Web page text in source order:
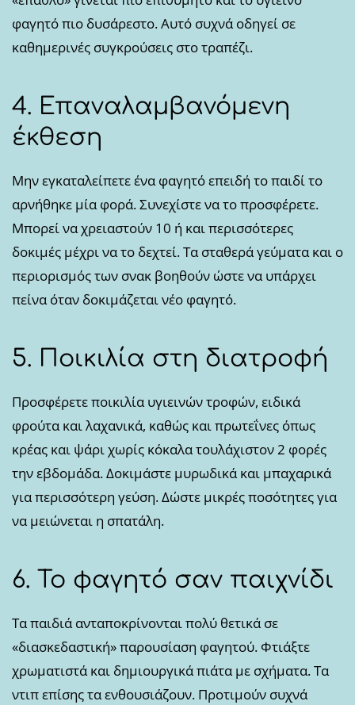
φαγητό πιο δυσάρεστο. Αυτό συχνά οδηγεί σε
καθημερινές συγκρούσεις στο τραπέζι.
4. Επαναλαμβανόμενη
έκθεση
Μην εγκαταλείπετε ένα φαγητό επειδή το παιδί το
αρνήθηκε μία φορά. Συνεχίστε να το προσφέρετε.
Μπορεί να χρειαστούν 10 ή και περισσότερες
δοκιμές μέχρι να το δεχτεί. Τα σταθερά γεύματα και ο
περιορισμός των σνακ βοηθούν ώστε να υπάρχει
πείνα όταν δοκιμάζεται νέο φαγητό.
5. Ποικιλία στη διατροφή
Προσφέρετε ποικιλία υγιεινών τροφών, ειδικά
φρούτα και λαχανικά, καθώς και πρωτεΐνες όπως
κρέας και ψάρι χωρίς κόκαλα τουλάχιστον 2 φορές
την εβδομάδα. Δοκιμάστε μυρωδικά και μπαχαρικά
για περισσότερη γεύση. Δώστε μικρές ποσότητες για
να μειώνεται η σπατάλη.
6. Το φαγητό σαν παιχνίδι
Τα παιδιά ανταποκρίνονται πολύ θετικά σε
«διασκεδαστική» παρουσίαση φαγητού. Φτιάξτε
χρωματιστά και δημιουργικά πιάτα με σχήματα. Τα
ντιπ επίσης τα ενθουσιάζουν. Προτιμούν συχνά